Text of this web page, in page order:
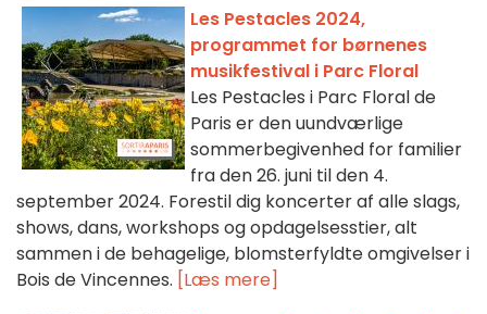
Les Pestacles 2024,
programmet for børnenes
musikfestival i Parc Floral
Les Pestacles i Parc Floral de
Paris er den uundværlige
sommerbegivenhed for familier
fra den 26. juni til den 4.
september 2024. Forestil dig koncerter af alle slags,
shows, dans, workshops og opdagelsesstier, alt
sammen i de behagelige, blomsterfyldte omgivelser i
Bois de Vincennes. [Læs mere]